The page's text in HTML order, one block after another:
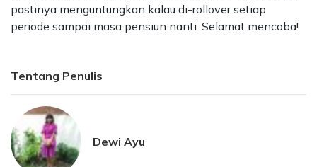
pastinya menguntungkan kalau di-rollover setiap
periode sampai masa pensiun nanti. Selamat mencoba!
Tentang Penulis
Dewi Ayu